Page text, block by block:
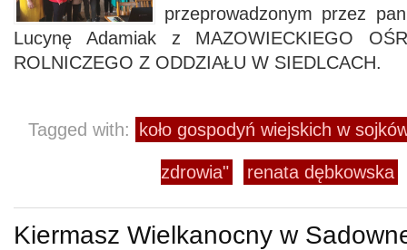
przeprowadzonym przez
Lucynę Adamiak z MAZOWIECKIEGO
ROLNICZEGO Z ODDZIAŁU W SIEDLCACH.
Tagged with: koło gospodyń wiejskich w
zdrowia" renata dębkowska
Kiermasz Wielkanocny w